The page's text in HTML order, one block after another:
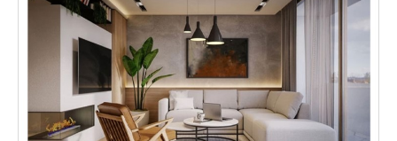
بانک، بیمه و سرمایه
مسکن و ساختمان